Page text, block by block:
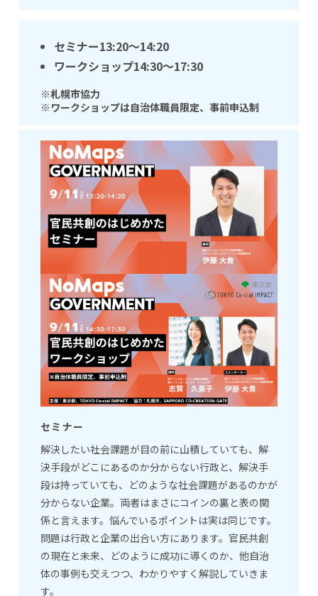
セミナー13:20～14:20
ワークショップ14:30～17:30
※札幌市協力
※ワークショップは自治体職員限定、事前申込制
セミナー
解決したい社会課題が目の前に山積していても、解
決手段がどこにあるのか分からない行政と、解決手
段は持っていても、どのような社会課題があるのかが
分からない企業。両者はまさにコインの裏と表の関
係と言えます。悩んでいるポイントは実は同じです。
問題は行政と企業の出合い方にあります。官民共創
の現在と未来、どのように成功に導くのか、他自治
体の事例も交えつつ、わかりやすく解説していきま
す。